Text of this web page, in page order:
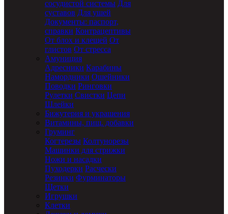
сосудистой системы Для
суставов Для ушей
Документы: паспорт,
справки Контрацептивы
От блох и клещей От
глистов От стресса
Амуниция
Адресники Карабины
Намордники Ошейники
Поводки Ринговки
Рулетки Свистки Цепи
Шлейки
Бижутерия и украшения
Витамины, пищ. добавки
Груминг
Когтерезы Колтунорезы
Машинки для стрижки
Ножи и насадки
Пуходерки Расчески
Резинки Фурминаторы
Щетки
Игрушки
Клетки